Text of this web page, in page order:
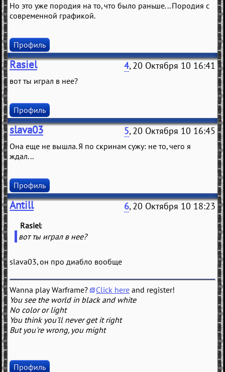
Но это уже породия на то, что было раньше... Породия с
современной графикой.
Профиль
Rasiel 4, 20 Октября 10 16:41
вот ты играл в нее?
Профиль
slava03 5, 20 Октября 10 16:45
Она еще не вышла. Я по скринам сужу: не то, чего я
ждал...
Профиль
Antill 6, 20 Октября 10 18:23
Rasiel
вот ты играл в нее?
slava03, он про диабло вообще
Wanna play Warframe? Click here and register!
You see the world in black and white
No color or light
You think you'll never get it right
But you're wrong, you might
Профиль